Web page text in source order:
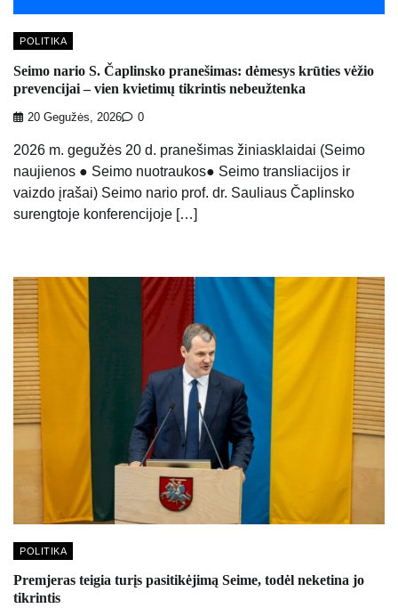
POLITIKA
Seimo nario S. Čaplinsko pranešimas: dėmesys krūties vėžio
prevencijai – vien kvietimų tikrintis nebeužtenka
20 Gegužės, 2026 0
2026 m. gegužės 20 d. pranešimas žiniasklaidai (Seimo
naujienos ● Seimo nuotraukos● Seimo transliacijos ir
vaizdo įrašai) Seimo nario prof. dr. Sauliaus Čaplinsko
surengtoje konferencijoje […]
POLITIKA
Premjeras teigia turįs pasitikėjimą Seime, todėl neketina jo
tikrintis